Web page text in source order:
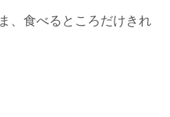
、食べるところだけきれ